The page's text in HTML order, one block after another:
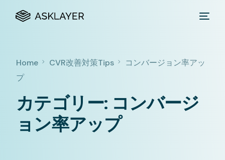
Home CVR改善対策Tips
コンバージョン率アッ
プ
カテゴリー: コンバージ
ョン率アップ